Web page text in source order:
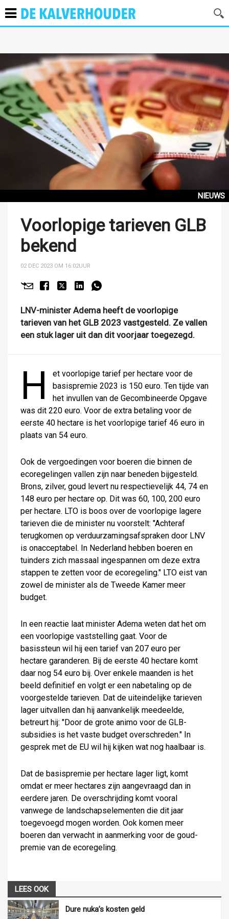
NIEUWS
Voorlopige tarieven GLB
bekend
02 DEC 2023 OM 16:02UUR
LNV-minister Adema heeft de voorlopige
tarieven van het GLB 2023 vastgesteld. Ze vallen
een stuk lager uit dan dit voorjaar toegezegd.
H
et voorlopige tarief per hectare voor de
basispremie 2023 is 150 euro. Ten tijde van
het invullen van de Gecombineerde Opgave
was dit 220 euro. Voor de extra betaling voor de
eerste 40 hectare is het voorlopige tarief 46 euro in
plaats van 54 euro.
Ook de vergoedingen voor boeren die binnen de
ecoregelingen vallen zijn naar beneden bijgesteld.
Brons, zilver, goud levert nu respectievelijk 44, 74 en
148 euro per hectare op. Dit was 60, 100, 200 euro
per hectare. LTO is boos over de voorlopige lagere
tarieven die de minister nu voorstelt: "Achteraf
terugkomen op verduurzamingsafspraken door LNV
is onacceptabel. In Nederland hebben boeren en
tuinders zich massaal ingespannen om deze extra
stappen te zetten voor de ecoregeling." LTO eist van
zowel de minister als de Tweede Kamer meer
budget.
In een reactie laat minister Adema weten dat het om
een voorlopige vaststelling gaat. Voor de
basissteun wil hij een tarief van 207 euro per
hectare garanderen. Bij de eerste 40 hectare komt
daar nog 54 euro bij. Over enkele maanden is het
beeld definitief en volgt er een nabetaling op de
voorgestelde tarieven. Dat de uiteindelijke tarieven
lager uitvallen dan hij aanvankelijk meedeelde,
betreurt hij: "Door de grote animo voor de GLB-
subsidies is het vaste budget overschreden." In
gesprek met de EU wil hij kijken wat nog haalbaar is.
Dat de basispremie per hectare lager ligt, komt
omdat er meer hectares zijn aangevraagd dan in
eerdere jaren. De overschrijding komt vooral
vanwege de landschapselementen die dit jaar
toegevoegd mogen worden. Ook komen meer
boeren dan verwacht in aanmerking voor de goud-
premie van de ecoregeling.
LEES OOK
Dure nuka’s kosten geld